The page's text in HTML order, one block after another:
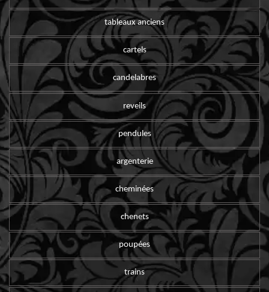
tableaux anciens
cartels
candelabres
reveils
pendules
argenterie
cheminées
chenets
poupées
trains